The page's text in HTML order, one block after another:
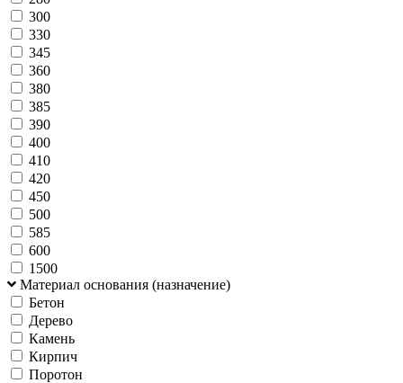
300
330
345
360
380
385
390
400
410
420
450
500
585
600
1500
Материал основания (назначение)
Бетон
Дерево
Камень
Кирпич
Поротон